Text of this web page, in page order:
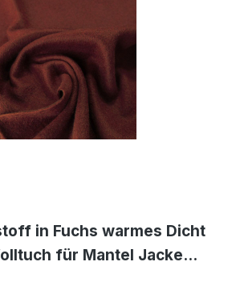
in Fuchs warmes Dicht
für Mantel Jacke